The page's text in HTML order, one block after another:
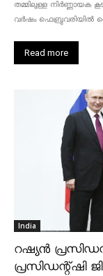
തമ്മിലുള്ള നിർണ്ണായക
വർഷം ഫെബ്രുവരിയിൽ
Read more
India
റഷ്യൻ
പ്രസിഡന്റ്ഷി